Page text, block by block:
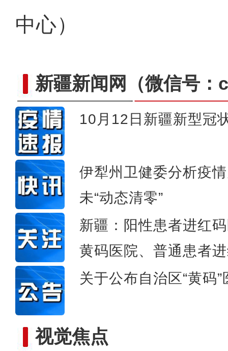
中心）
新疆新闻网 （微信号
10月12日新疆新型冠
伊犁州卫健委分析疫
未“动态清零”
新疆：阳性患者进红
黄码医院、普通患者
关于公布自治区“黄码
视觉焦点新疆喀什棉农：采棉花到